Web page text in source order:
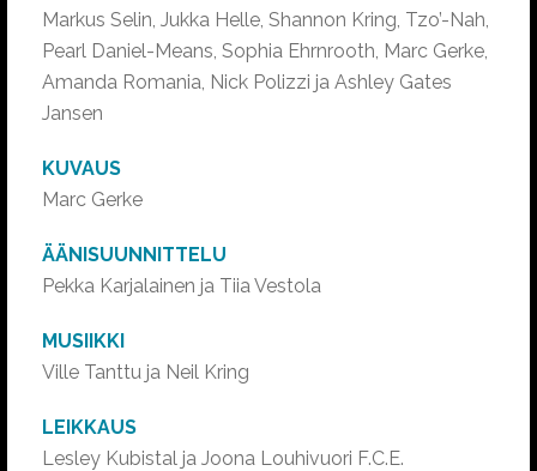
Markus Selin, Jukka Helle, Shannon Kring, Tzo’-Nah,
Pearl Daniel-Means, Sophia Ehrnrooth, Marc Gerke,
Amanda Romania, Nick Polizzi ja Ashley Gates
Jansen
KUVAUS
Marc Gerke
ÄÄNISUUNNITTELU
Pekka Karjalainen ja Tiia Vestola
MUSIIKKI
Ville Tanttu ja Neil Kring
LEIKKAUS
Lesley Kubistal ja Joona Louhivuori F.C.E.